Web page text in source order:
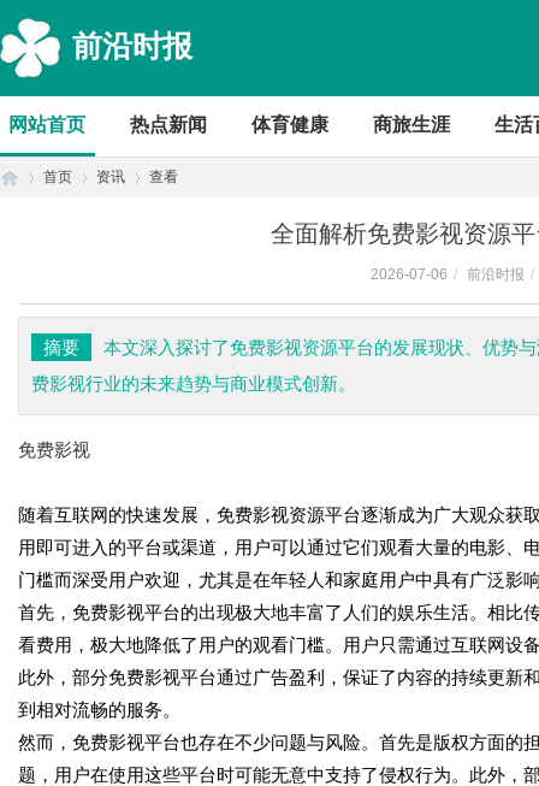
前沿时报
网站首页 热点新闻 体育健康 商旅生涯 生活
首页 资讯 查看
全面解析免费影视资源
2026-07-06 / 前沿时报 /
摘要
本文深入探讨了免费影视资源平台的发展现状、优势
费影视行业的未来趋势与商业模式创新。
免费影视
随着互联网的快速发展，免费影视资源平台逐渐成为广大观众获
用即可进入的平台或渠道，用户可以通过它们观看大量的电影
门槛而深受用户欢迎，尤其是在年轻人和家庭用户中具有广泛影
首先，免费影视平台的出现极大地丰富了人们的娱乐生活。相比
看费用，极大地降低了用户的观看门槛。用户只需通过互联网设
此外，部分免费影视平台通过广告盈利，保证了内容的持续更
到相对流畅的服务。
然而，免费影视平台也存在不少问题与风险。首先是版权方面的
题，用户在使用这些平台时可能无意中支持了侵权行为。此外，